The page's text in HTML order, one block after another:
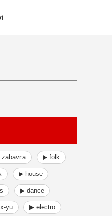
▶ folk
▶ house
▶ dance
yu ▶ electro